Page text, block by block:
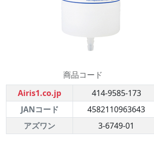
商品コード
Airis1.co.jp
414-9585-173
JANコード
4582110963643
アズワン
3-6749-01